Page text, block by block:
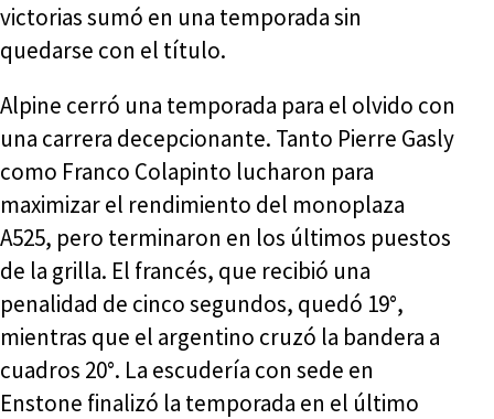
victorias sumó en una temporada sin
quedarse con el título.
Alpine cerró una temporada para el olvido con
una carrera decepcionante. Tanto Pierre Gasly
como Franco Colapinto lucharon para
maximizar el rendimiento del monoplaza
A525, pero terminaron en los últimos puestos
de la grilla. El francés, que recibió una
penalidad de cinco segundos, quedó 19°,
mientras que el argentino cruzó la bandera a
cuadros 20°. La escudería con sede en
Enstone finalizó la temporada en el último